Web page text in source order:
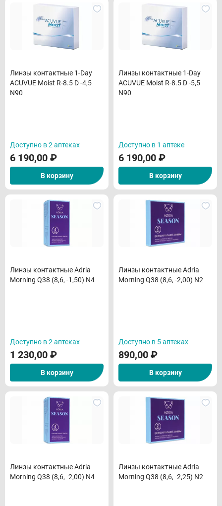
Линзы контактные 1-Day
ACUVUE Moist R-8.5 D -4,5
N90
Доступно в 2 аптеках
6 190,00 ₽
В корзину
Линзы контактные 1-Day
ACUVUE Moist R-8.5 D -5,5
N90
Доступно в 1 аптеке
6 190,00 ₽
В корзину
Линзы контактные Adria
Morning Q38 (8,6, -1,50) N4
Доступно в 2 аптеках
1 230,00 ₽
В корзину
Линзы контактные Adria
Morning Q38 (8,6, -2,00) N2
Доступно в 5 аптеках
890,00 ₽
В корзину
Линзы контактные Adria
Morning Q38 (8,6, -2,00) N4
Линзы контактные Adria
Morning Q38 (8,6, -2,25) N2